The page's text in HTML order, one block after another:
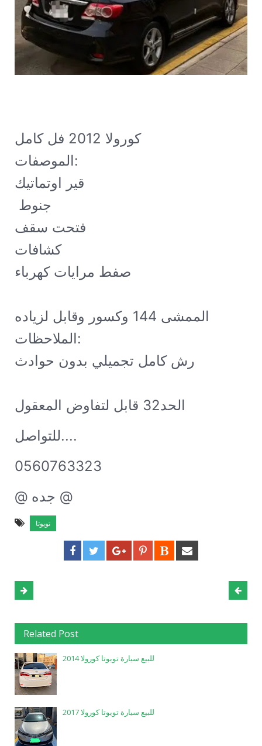
كورولا 2012 فل كامل
الموصفات:
قير اوتماتيك
فتحت سقف
كشافات
صفط مرايات كهرباء
الممشى 144 وكسور وقابل لزياده
الملاحظات:
رش كامل تجميلي بدون حوادث
الحد32 قابل لتفاوض المعقول
للتواصل....
0560763323
@ جده @
تويوتا
Related Post
للبيع سيارة تويوتا كورولا 2014
للبيع سيارة تويوتا كورولا 2017